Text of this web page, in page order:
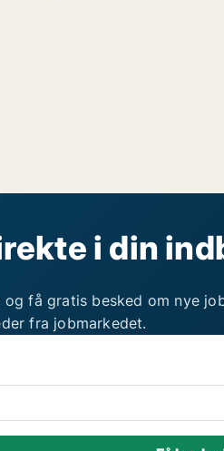
i din
få gratis besked om nye
fra jobmarkedet.